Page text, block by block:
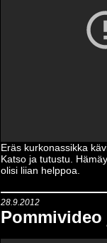
Eräs kurkonassikka
Katso ja tutustu.
olisi liian helppoa.
28.9.2012